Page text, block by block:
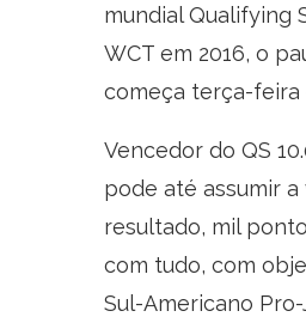
mundial Qualifying
WCT em 2016, o
começa terça-feira
Vencedor do QS
pode até assumir
resultado, mil
com tudo, com
Sul-Americano